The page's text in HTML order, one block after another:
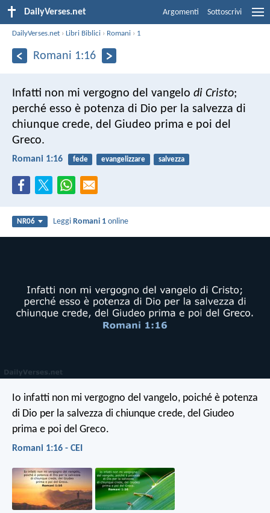
DailyVerses.net Argomenti Sottoscrivi
DailyVerses.net ›Libri Biblici › Romani › 1
Romani 1:16
Infatti non mi vergogno del vangelo di Cristo;
perché esso è potenza di Dio per la salvezza di
chiunque crede, del Giudeo prima e poi del
Greco.
Romani 1:16 fede evangelizzare salvezza
NR06 LeggiRomani 1 online
Io infatti non mi vergogno del vangelo, poiché è potenza
di Dio per la salvezza di chiunque crede, del Giudeo
prima e poi del Greco.
Romani 1:16 - CEI